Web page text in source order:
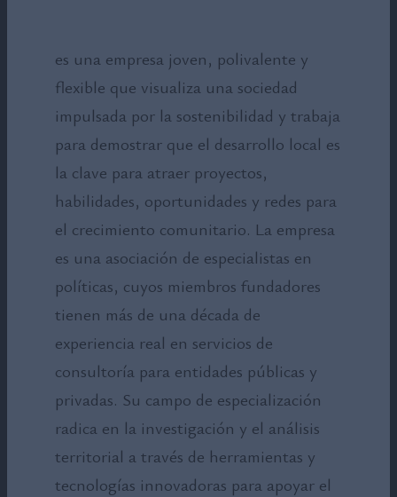
es una empresa joven, polivalente y
flexible que visualiza una sociedad
impulsada por la sostenibilidad y trabaja
para demostrar que el desarrollo local es
la clave para atraer proyectos,
habilidades, oportunidades y redes para
el crecimiento comunitario. La empresa
es una asociación de especialistas en
políticas, cuyos miembros fundadores
tienen más de una década de
experiencia real en servicios de
consultoría para entidades públicas y
privadas. Su campo de especialización
radica en la investigación y el análisis
territorial a través de herramientas y
tecnologías innovadoras para apoyar el